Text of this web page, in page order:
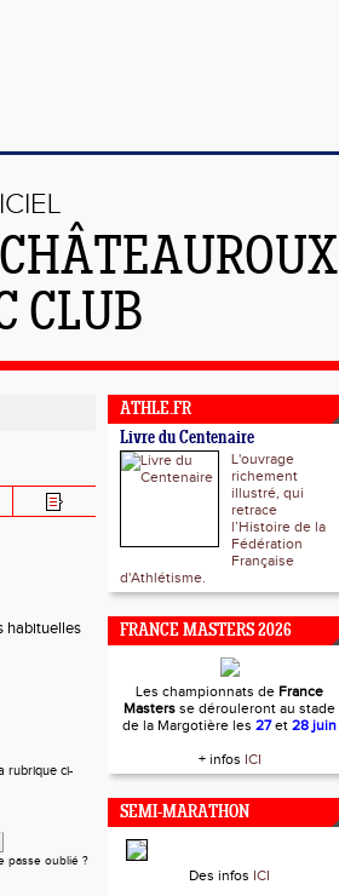
CLUB
habituelles
rubrique ci-
passe oublié ?
ATHLE.FR
Livre du Centenaire
L'ouvrage
richement
illustré, qui
retrace
l’Histoire de la
Fédération
Française
d'Athlétisme.
FRANCE MASTERS 2026
Les championnats de France
Masters se dérouleront au stade
de la Margotière les 27et 28 juin
+ infos ICI
SEMI-MARATHON
Des infos ICI